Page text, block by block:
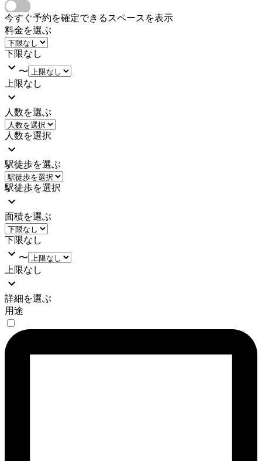
今すぐ予約を確定できるスペースを表示
料金を選ぶ
下限なし
〜
上限なし
人数を選ぶ
人数を選択
駅徒歩を選ぶ
駅徒歩を選択
面積を選ぶ
下限なし
〜
上限なし
詳細を選ぶ
用途